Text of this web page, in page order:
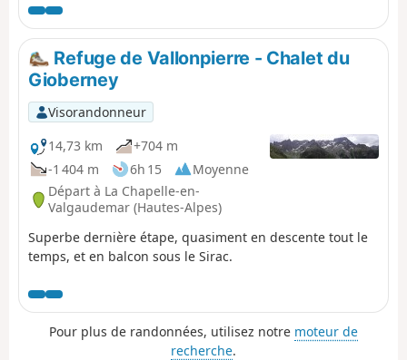
tôt. Un début d'étape splendide, tout au long de la
descente jusqu'aux torrents des glaciers. Le panorama
est de toute beauté entourée des plus beaux sommets
de la partie Sud des Écrins, nous laissant déjà un
sentiment de nostalgie des 13 jours passés. Circuit sans
difficulté technique.
Refuge de Vallonpierre - Chalet du
Gioberney
Visorandonneur
14,73 km
+704 m
-1 404 m
6h 15
Moyenne
Départ à La Chapelle-en-
Valgaudemar (Hautes-Alpes)
Superbe dernière étape, quasiment en descente tout le
temps, et en balcon sous le Sirac.
Pour plus de randonnées, utilisez notre moteur de
recherche.